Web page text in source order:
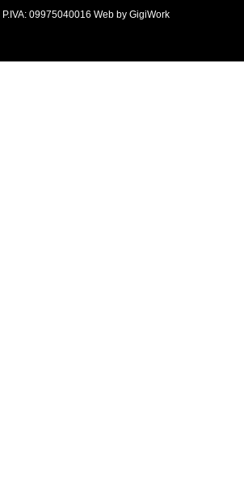
| P.IVA: 09975040016 Web by GigiWork